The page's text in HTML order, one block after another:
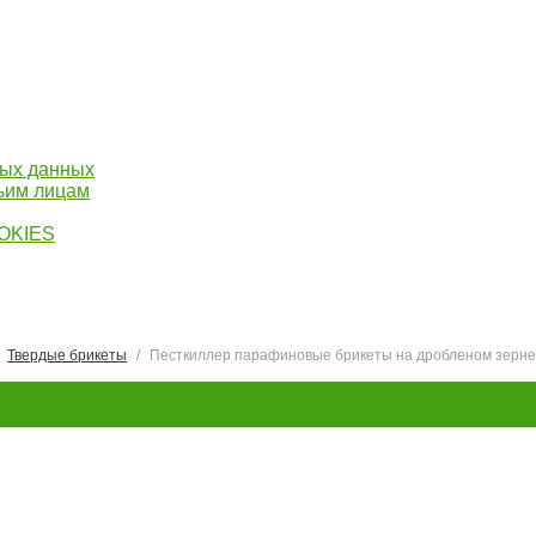
данных
лицам
Твердые брикеты Песткиллер парафиновые брикеты на дробленом зерне